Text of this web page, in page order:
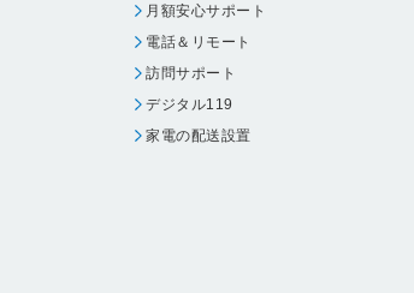
月額安心サポート
電話＆リモート
訪問サポート
デジタル119
家電の配送設置